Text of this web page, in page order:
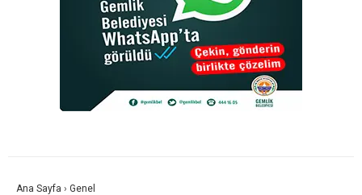
Ana Sayfa › Genel